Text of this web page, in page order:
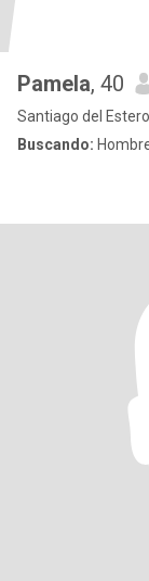
Pamela, 40
Santiago del
Buscando: